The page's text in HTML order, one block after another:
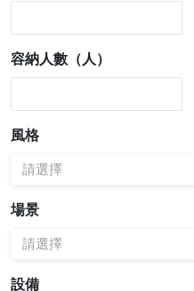
容納人數（人）
風格
請選擇
場景
請選擇
設備